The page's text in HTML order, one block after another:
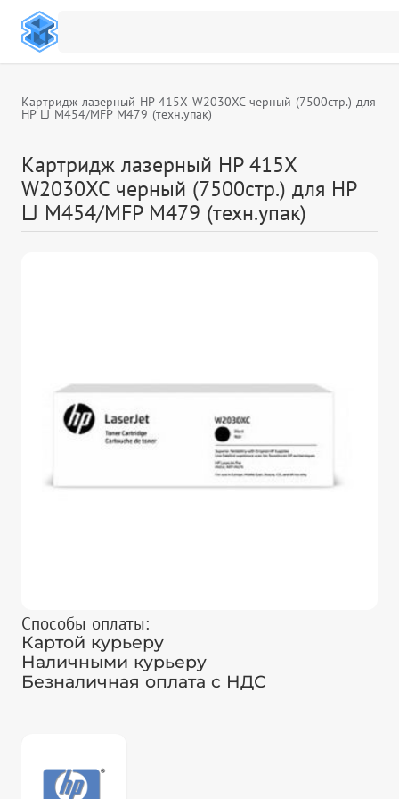
Картридж лазерный HP 415X W2030XC черный (7500стр.) для
HP LJ M454/MFP M479 (техн.упак)
Картридж лазерный HP 415X
W2030XC черный (7500стр.) для HP
LJ M454/MFP M479 (техн.упак)
Способы оплаты:
Картой курьеру
Наличными курьеру
Безналичная оплата с НДС